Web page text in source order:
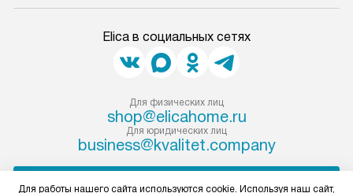
Elica в социальных сетях
Для физических лиц
shop@elicahome.ru
Для юридических лиц
business@kvalitet.company
Для работы нашего сайта используются cookie. Используя наш сайт,